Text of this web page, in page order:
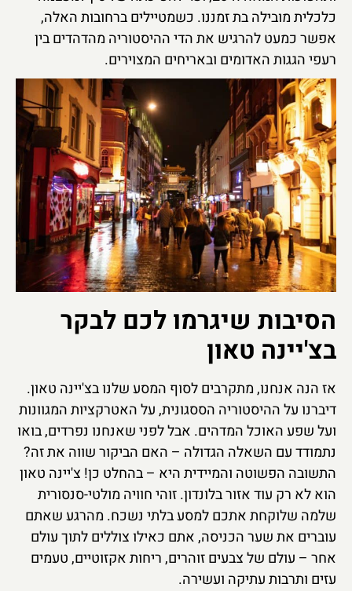
כלכלית מובילה בת זמננו. כשמטיילים ברחובות האלה,
אפשר כמעט להרגיש את הדי ההיסטוריה מהדהדים בין
רעפי הגגות האדומים ובאריחים המצוירים.
הסיבות שיגרמו לכם לבקר
בצ'יינה טאון
אז הנה אנחנו, מתקרבים לסוף המסע שלנו בצ'יינה טאון.
דיברנו על ההיסטוריה הססגונית, על האטרקציות המגוונות
ועל שפע האוכל המדהים. אבל לפני שאנחנו נפרדים, בואו
נתמודד עם השאלה הגדולה – האם הביקור שווה את זה?
התשובה הפשוטה והמיידית היא – בהחלט כן! צ'יינה טאון
הוא לא רק עוד אזור בלונדון. זוהי חוויה מולטי-סנסורית
שלמה שלוקחת אתכם למסע בלתי נשכח. מהרגע שאתם
עוברים את שער הכניסה, אתם כאילו צוללים לתוך עולם
אחר – עולם של צבעים זוהרים, ריחות אקזוטיים, טעמים
עזים ותרבות עתיקה ועשירה.